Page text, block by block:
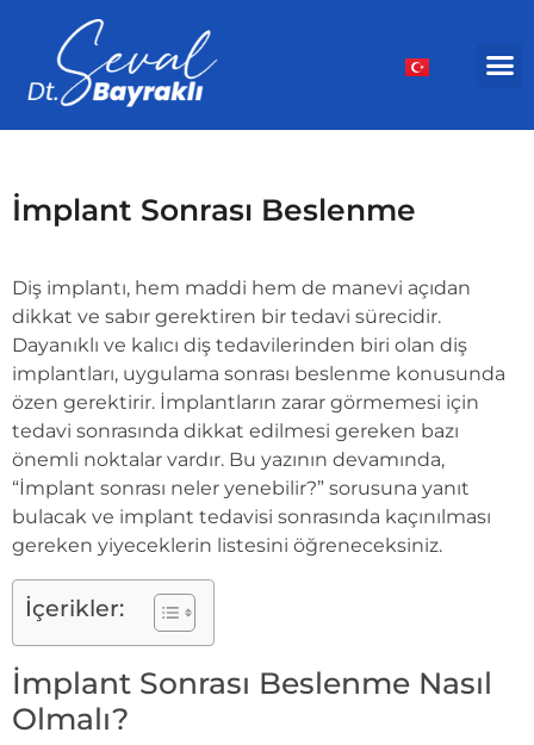
İmplant Sonrası Beslenme
Diş implantı, hem maddi hem de manevi açıdan
dikkat ve sabır gerektiren bir tedavi sürecidir.
Dayanıklı ve kalıcı diş tedavilerinden biri olan diş
implantları, uygulama sonrası beslenme konusunda
özen gerektirir. İmplantların zarar görmemesi için
tedavi sonrasında dikkat edilmesi gereken bazı
önemli noktalar vardır. Bu yazının devamında,
“İmplant sonrası neler yenebilir?” sorusuna yanıt
bulacak ve implant tedavisi sonrasında kaçınılması
gereken yiyeceklerin listesini öğreneceksiniz.
İçerikler:
İmplant Sonrası Beslenme Nasıl
Olmalı?